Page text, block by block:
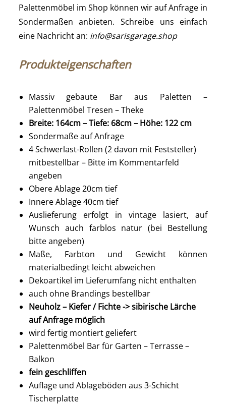
Palettenmöbel im Shop können wir auf Anfrage in
Sondermaßen anbieten. Schreibe uns einfach
eine Nachricht an: info@sarisgarage.shop
Produkteigenschaften
Massiv gebaute Bar aus Paletten –
Palettenmöbel Tresen – Theke
Breite: 164cm – Tiefe: 68cm – Höhe: 122 cm
Sondermaße auf Anfrage
4 Schwerlast-Rollen (2 davon mit Feststeller)
mitbestellbar – Bitte im Kommentarfeld
angeben
Obere Ablage 20cm tief
Innere Ablage 40cm tief
Auslieferung erfolgt in vintage lasiert, auf
Wunsch auch farblos natur (bei Bestellung
bitte angeben)
Maße, Farbton und Gewicht können
materialbedingt leicht abweichen
Dekoartikel im Lieferumfang nicht enthalten
auch ohne Brandings bestellbar
Neuholz – Kiefer / Fichte -> sibirische Lärche
auf Anfrage möglich
wird fertig montiert geliefert
Palettenmöbel Bar für Garten – Terrasse –
Balkon
fein geschliffen
Auflage und Ablageböden aus 3-Schicht
Tischerplatte